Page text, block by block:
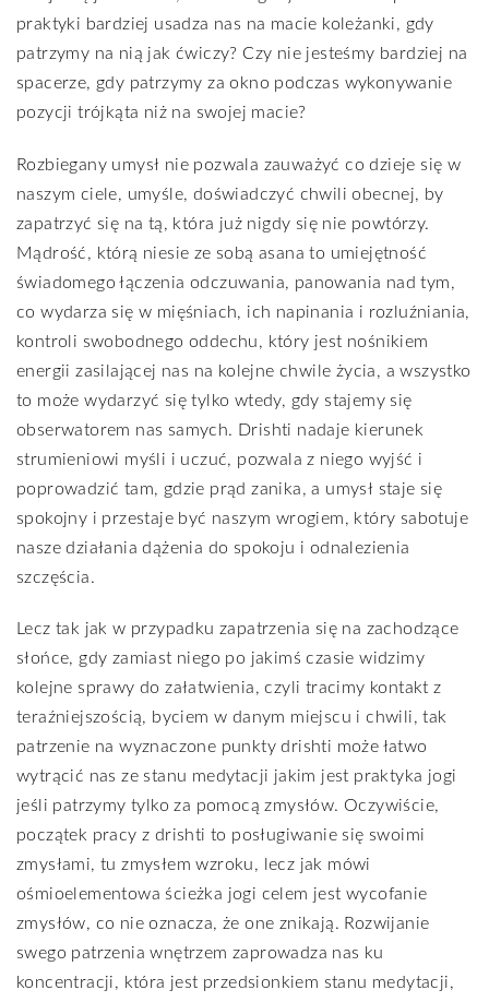
praktyki bardziej usadza nas na macie koleżanki, gdy
patrzymy na nią jak ćwiczy? Czy nie jesteśmy bardziej na
spacerze, gdy patrzymy za okno podczas wykonywanie
pozycji trójkąta niż na swojej macie?
Rozbiegany umysł nie pozwala zauważyć co dzieje się w
naszym ciele, umyśle, doświadczyć chwili obecnej, by
zapatrzyć się na tą, która już nigdy się nie powtórzy.
Mądrość, którą niesie ze sobą asana to umiejętność
świadomego łączenia odczuwania, panowania nad tym,
co wydarza się w mięśniach, ich napinania i rozluźniania,
kontroli swobodnego oddechu, który jest nośnikiem
energii zasilającej nas na kolejne chwile życia, a wszystko
to może wydarzyć się tylko wtedy, gdy stajemy się
obserwatorem nas samych. Drishti nadaje kierunek
strumieniowi myśli i uczuć, pozwala z niego wyjść i
poprowadzić tam, gdzie prąd zanika, a umysł staje się
spokojny i przestaje być naszym wrogiem, który sabotuje
nasze działania dążenia do spokoju i odnalezienia
szczęścia.
Lecz tak jak w przypadku zapatrzenia się na zachodzące
słońce, gdy zamiast niego po jakimś czasie widzimy
kolejne sprawy do załatwienia, czyli tracimy kontakt z
teraźniejszością, byciem w danym miejscu i chwili, tak
patrzenie na wyznaczone punkty drishti może łatwo
wytrącić nas ze stanu medytacji jakim jest praktyka jogi
jeśli patrzymy tylko za pomocą zmysłów. Oczywiście,
początek pracy z drishti to posługiwanie się swoimi
zmysłami, tu zmysłem wzroku, lecz jak mówi
ośmioelementowa ścieżka jogi celem jest wycofanie
zmysłów, co nie oznacza, że one znikają. Rozwijanie
swego patrzenia wnętrzem zaprowadza nas ku
koncentracji, która jest przedsionkiem stanu medytacji,